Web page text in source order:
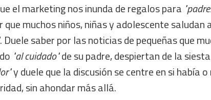
el marketing nos inunda de regalos para
que muchos niños, niñas y adolescente saludan
. Duele saber por las noticias de pequeñas que
"al cuidado"de su padre, despiertan de la
y duele que la discusión se centre en si había o
sin ahondar más allá.